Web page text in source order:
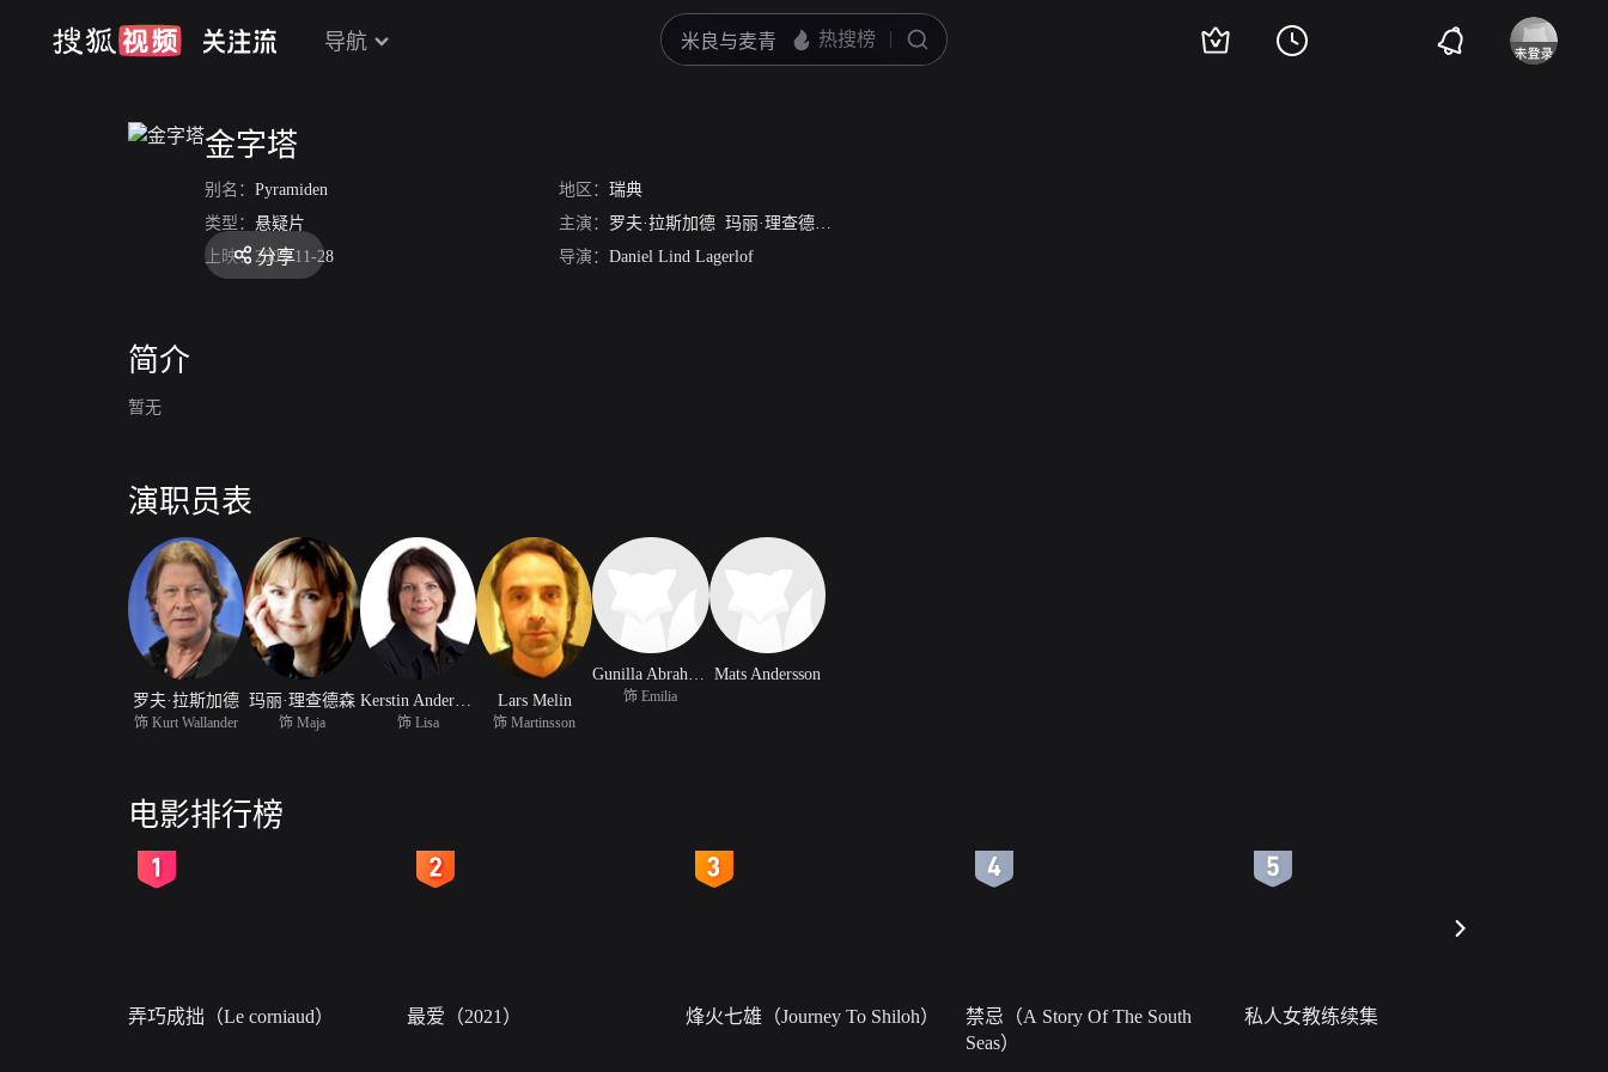
导航
金字塔
别名： Pyramiden 地区： 瑞典
类型： 悬疑片 主演： 罗夫·拉斯加德 玛丽·理查德森
上映： 2007-11-28 导演： Daniel Lind Lagerlof
分享
简介
暂无
演职员表
罗夫·拉斯加德
饰 Kurt Wallander
玛丽·理查德森
饰 Maja 饰 Lisa
Lars Melin
饰 Martinsson
Gunilla Abrahamsson
饰 Emilia
Mats Andersson
电影排行榜
弄巧成拙（Le corniaud） 最爱（2021） 烽火七雄（Journey To Shiloh）
禁忌（A Story Of The South
Seas）
私人女教练续集